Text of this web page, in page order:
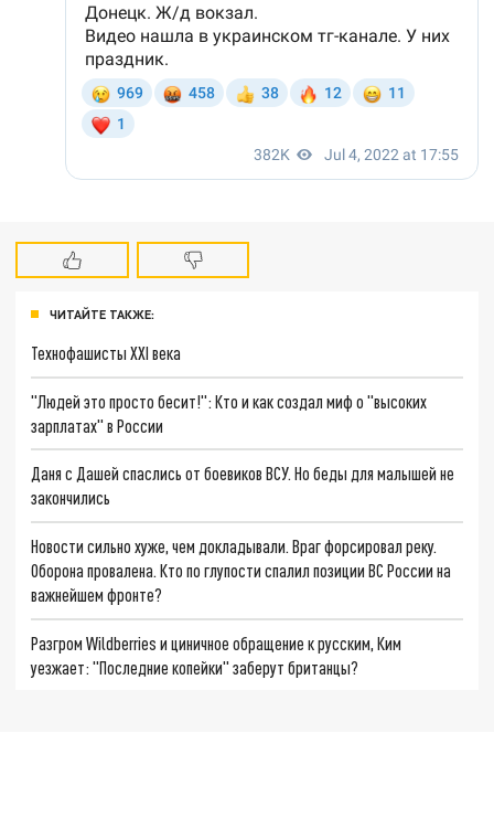
ЧИТАЙТЕ ТАКЖЕ:
Технофашисты XXI века
"Людей это просто бесит!": Кто и как создал миф о "высоких
зарплатах" в России
Даня с Дашей спаслись от боевиков ВСУ. Но беды для малышей не
закончились
Новости сильно хуже, чем докладывали. Враг форсировал реку.
Оборона провалена. Кто по глупости спалил позиции ВС России на
важнейшем фронте?
Разгром Wildberries и циничное обращение к русским, Ким
уезжает: "Последние копейки" заберут британцы?